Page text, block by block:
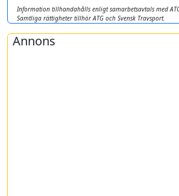
Information tillhandahålls enligt samarbetsavtals med
Samtliga rättigheter tillhör ATG och Svensk Travsport.
Annons